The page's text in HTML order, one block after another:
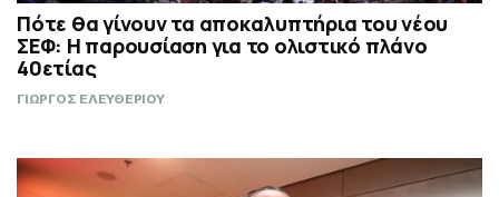
Πότε θα γίνουν τα αποκαλυπτήρια του νέου
ΣΕΦ: Η παρουσίαση για το ολιστικό πλάνο
40ετίας
ΓΙΩΡΓΟΣ ΕΛΕΥΘΕΡΙΟΥ